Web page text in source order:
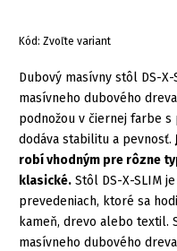
Kód: Zvoľte variant
Dubový masívny stôl DS-
masívneho dubového
podnožou v čiernej farbe
dodáva stabilitu a pevnosť.
robí vhodným pre rôzne
klasické. Stôl DS-X-SLIM
prevedeniach, ktoré sa
kameň, drevo alebo textil.
masívneho dubového